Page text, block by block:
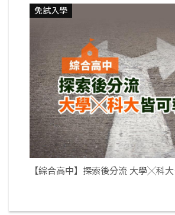
免試入學
【綜合高中】探索後分流 大學╳科